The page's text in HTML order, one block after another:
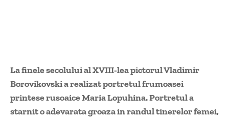
La finele secolului al XVIII-lea pictorul Vladimir
Borovikovski a realizat portretul frumoasei
printese rusoaice Maria Lopuhina. Portretul a
starnit o adevarata groaza in randul tinerelor femei,